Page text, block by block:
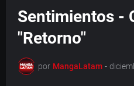
Sentimientos -
"Retorno"
por MangaLatam -